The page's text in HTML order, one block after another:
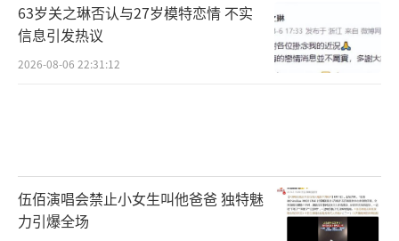
63岁关之琳否认与27岁模特恋情 不实
信息引发热议
2026-08-06 22:31:12
伍佰演唱会禁止小女生叫他爸爸 独特魅
力引爆全场